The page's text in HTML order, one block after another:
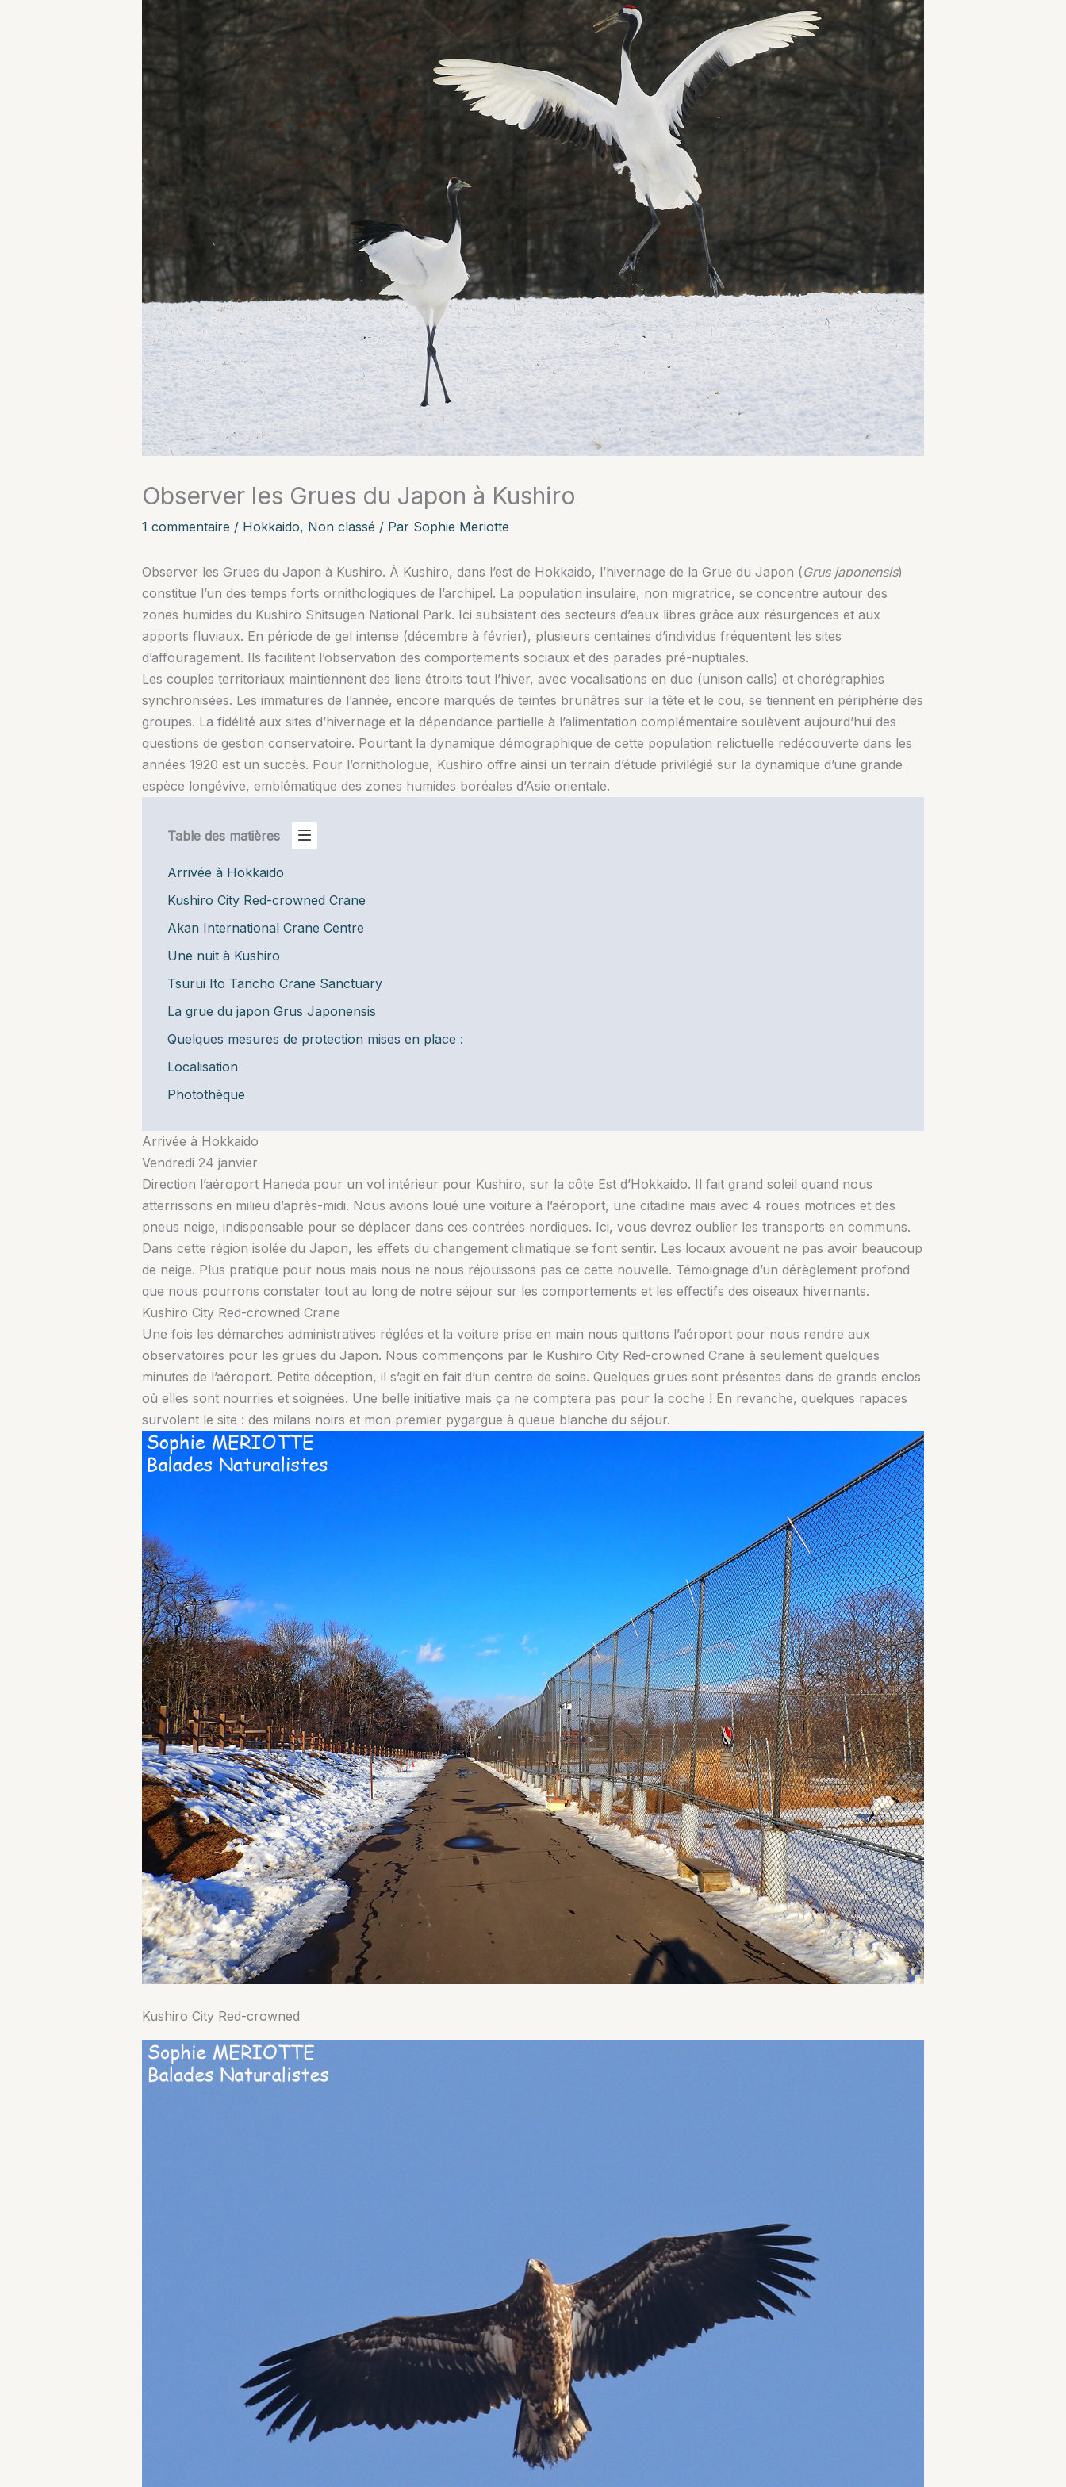
Observer les Grues du Japon à Kushiro
1 commentaire / Hokkaido, Non classé / Par Sophie Meriotte
Observer les Grues du Japon à Kushiro. À Kushiro, dans l’est de Hokkaido, l’hivernage de la Grue du Japon (Grus japonensis)
constitue l’un des temps forts ornithologiques de l’archipel. La population insulaire, non migratrice, se concentre autour des
zones humides du Kushiro Shitsugen National Park. Ici subsistent des secteurs d’eaux libres grâce aux résurgences et aux
apports fluviaux. En période de gel intense (décembre à février), plusieurs centaines d’individus fréquentent les sites
d’affouragement. Ils facilitent l’observation des comportements sociaux et des parades pré-nuptiales.
Les couples territoriaux maintiennent des liens étroits tout l’hiver, avec vocalisations en duo (unison calls) et chorégraphies
synchronisées. Les immatures de l’année, encore marqués de teintes brunâtres sur la tête et le cou, se tiennent en périphérie des
groupes. La fidélité aux sites d’hivernage et la dépendance partielle à l’alimentation complémentaire soulèvent aujourd’hui des
questions de gestion conservatoire. Pourtant la dynamique démographique de cette population relictuelle redécouverte dans les
années 1920 est un succès. Pour l’ornithologue, Kushiro offre ainsi un terrain d’étude privilégié sur la dynamique d’une grande
espèce longévive, emblématique des zones humides boréales d’Asie orientale.
Table des matières
Arrivée à Hokkaido
Kushiro City Red-crowned Crane
Akan International Crane Centre
Une nuit à Kushiro
Tsurui Ito Tancho Crane Sanctuary
La grue du japon Grus Japonensis
Quelques mesures de protection mises en place :
Localisation
Photothèque
Arrivée à Hokkaido
Vendredi 24 janvier
Direction l’aéroport Haneda pour un vol intérieur pour Kushiro, sur la côte Est d’Hokkaido. Il fait grand soleil quand nous
atterrissons en milieu d’après-midi. Nous avions loué une voiture à l’aéroport, une citadine mais avec 4 roues motrices et des
pneus neige, indispensable pour se déplacer dans ces contrées nordiques. Ici, vous devrez oublier les transports en communs.
Dans cette région isolée du Japon, les effets du changement climatique se font sentir. Les locaux avouent ne pas avoir beaucoup
de neige. Plus pratique pour nous mais nous ne nous réjouissons pas ce cette nouvelle. Témoignage d’un dérèglement profond
que nous pourrons constater tout au long de notre séjour sur les comportements et les effectifs des oiseaux hivernants.
Kushiro City Red-crowned Crane
Une fois les démarches administratives réglées et la voiture prise en main nous quittons l’aéroport pour nous rendre aux
observatoires pour les grues du Japon. Nous commençons par le Kushiro City Red-crowned Crane à seulement quelques
minutes de l’aéroport. Petite déception, il s’agit en fait d’un centre de soins. Quelques grues sont présentes dans de grands enclos
où elles sont nourries et soignées. Une belle initiative mais ça ne comptera pas pour la coche ! En revanche, quelques rapaces
survolent le site : des milans noirs et mon premier pygargue à queue blanche du séjour.
Kushiro City Red-crowned